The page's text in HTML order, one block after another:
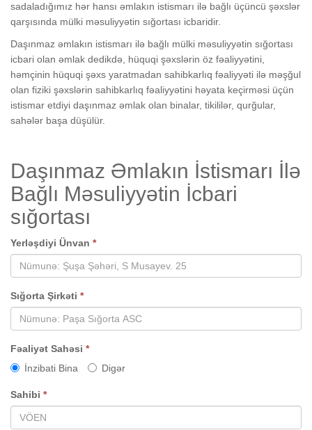
sadaladığımız hər hansı əmlakın istismarı ilə bağlı üçüncü şəxslər
qarşısında mülki məsuliyyətin sığortası icbaridir.
Daşınmaz əmlakın istismarı ilə bağlı mülki məsuliyyətin sığortası
icbari olan əmlak dedikdə, hüquqi şəxslərin öz fəaliyyətini,
həmçinin hüquqi şəxs yaratmadan sahibkarlıq fəaliyyəti ilə məşğul
olan fiziki şəxslərin sahibkarlıq fəaliyyətini həyata keçirməsi üçün
istismar etdiyi daşınmaz əmlak olan binalar, tikililər, qurğular,
sahələr başa düşülür.
Daşınmaz Əmlakın İstismarı İlə
Bağlı Məsuliyyətin İcbari
sığortası
Yerləşdiyi Ünvan *
Sığorta Şirkəti *
Fəaliyət Sahəsi *
İnzibati Bina
Digər
Sahibi *